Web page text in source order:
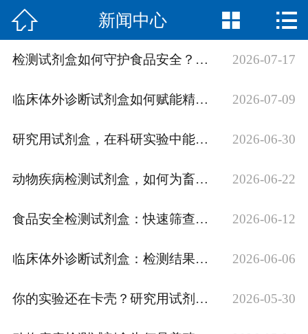
网站首页
English
 新闻中心  
检测试剂盒如何守护食品安全？原理与应用解析 2026-07-17
临床体外诊断试剂盒如何赋能精准医疗？ 2026-07-09
研究用试剂盒，在科研实验中能解决哪些问题？ 2026-06-30
动物疾病检测试剂盒，如何为畜牧安全筑起防线？ 2026-06-22
食品安全检测试剂盒：快速筛查工具与实操要点 2026-06-12
临床体外诊断试剂盒：检测结果值得信赖吗？ 2026-06-06
你的实验还在卡壳？研究用试剂盒了解下 2026-05-30